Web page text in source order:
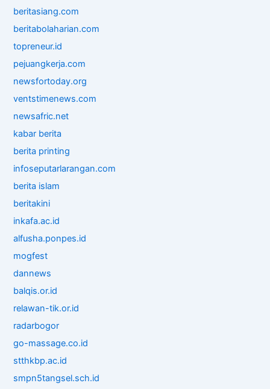
beritasiang.com
beritabolaharian.com
topreneur.id
pejuangkerja.com
newsfortoday.org
ventstimenews.com
newsafric.net
kabar berita
berita printing
infoseputarlarangan.com
berita islam
beritakini
inkafa.ac.id
alfusha.ponpes.id
mogfest
dannews
balqis.or.id
relawan-tik.or.id
radarbogor
go-massage.co.id
stthkbp.ac.id
smpn5tangsel.sch.id